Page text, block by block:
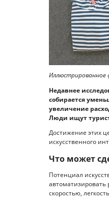
Иллюстрированное
Недавнее
собирается
увеличение
Люди ищут
Достижение этих
искусственного
Что может
Потенциал
скоростью,